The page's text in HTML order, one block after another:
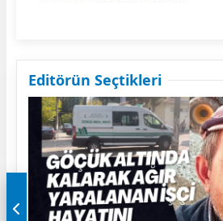
Editörün Seçtikleri